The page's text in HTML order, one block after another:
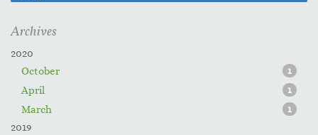
Archives
2020
October
1
April 1
March 1
2019